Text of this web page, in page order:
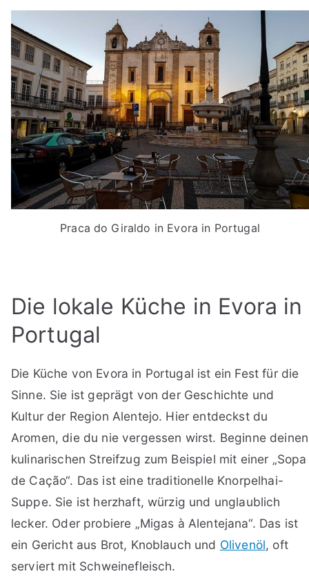
Praca do Giraldo in Evora in Portugal
Die lokale Küche in Evora in
Portugal
Die Küche von Evora in Portugal ist ein Fest für die
Sinne. Sie ist geprägt von der Geschichte und
Kultur der Region Alentejo. Hier entdeckst du
Aromen, die du nie vergessen wirst. Beginne deinen
kulinarischen Streifzug zum Beispiel mit einer „Sopa
de Cação“. Das ist eine traditionelle Knorpelhai-
Suppe. Sie ist herzhaft, würzig und unglaublich
lecker. Oder probiere „Migas à Alentejana“. Das ist
ein Gericht aus Brot, Knoblauch und Olivenöl, oft
serviert mit Schweinefleisch.